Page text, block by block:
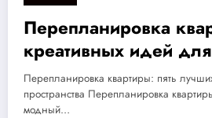
Перепланировка
креативных идей
практичности
Перепланировка квартиры: пять
пространства Перепланировка
модный…